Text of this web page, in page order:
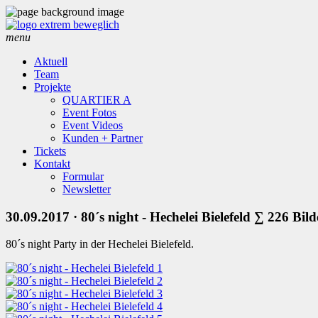
menu
Aktuell
Team
Projekte
QUARTIER A
Event Fotos
Event Videos
Kunden + Partner
Tickets
Kontakt
Formular
Newsletter
30.09.2017 · 80´s night - Hechelei Bielefeld ∑ 226
80´s night Party in der Hechelei Bielefeld.